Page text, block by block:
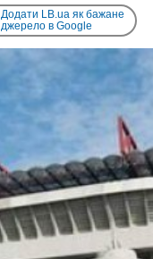
Додати LB.ua як бажане
джерело в Google